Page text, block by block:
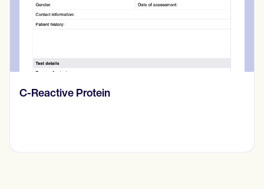
Diario de pensamientos